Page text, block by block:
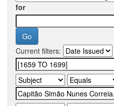
for
Current filters: